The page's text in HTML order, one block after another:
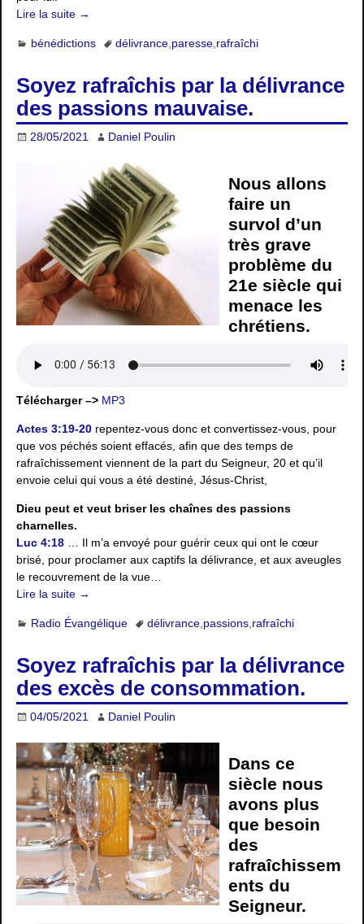
Lire la suite →
bénédictions délivrance, paresse, rafraîchi
Soyez rafraîchis par la délivrance
des passions mauvaise.
28/05/2021 Daniel Poulin
Nous allons
faire un
survol d’un
très grave
problème du
21e siècle qui
menace les
chrétiens.
Télécharger –> MP3
Actes 3:19-20 repentez-vous donc et convertissez-vous, pour
que vos péchés soient effacés, afin que des temps de
rafraîchissement viennent de la part du Seigneur, 20 et qu’il
envoie celui qui vous a été destiné, Jésus-Christ,
Dieu peut et veut briser les chaînes des passions
charnelles.
Luc 4:18 … Il m’a envoyé pour guérir ceux qui ont le cœur
brisé, pour proclamer aux captifs la délivrance, et aux aveugles
le recouvrement de la vue…
Lire la suite →
Radio Évangélique délivrance, passions, rafraîchi
Soyez rafraîchis par la délivrance
des excès de consommation.
04/05/2021 Daniel Poulin
Dans ce
siècle nous
avons plus
que besoin
des
rafraîchissem
ents du
Seigneur.